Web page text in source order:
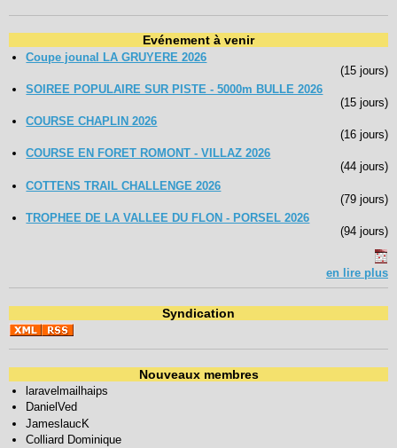
Evénement à venir
Coupe jounal LA GRUYERE 2026
(15 jours)
SOIREE POPULAIRE SUR PISTE - 5000m BULLE 2026
(15 jours)
COURSE CHAPLIN 2026
(16 jours)
COURSE EN FORET ROMONT - VILLAZ 2026
(44 jours)
COTTENS TRAIL CHALLENGE 2026
(79 jours)
TROPHEE DE LA VALLEE DU FLON - PORSEL 2026
(94 jours)
en lire plus
Syndication
Nouveaux membres
laravelmailhaips
DanielVed
JameslaucK
Colliard Dominique